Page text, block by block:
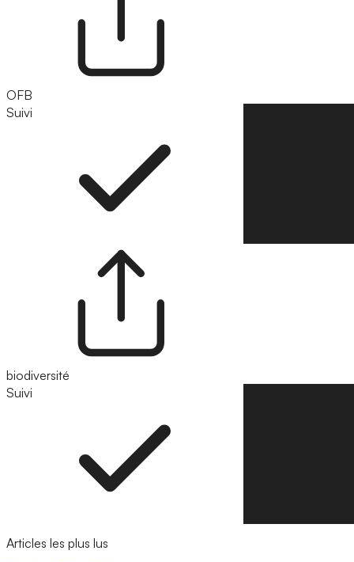
OFB
Suivi
biodiversité
Suivi
Articles les plus lus